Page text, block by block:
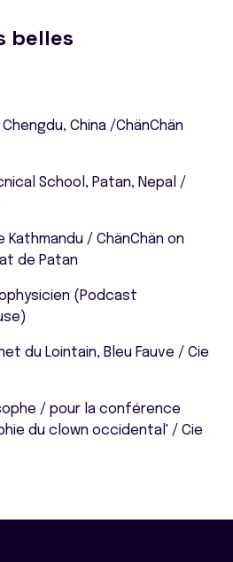
belles
China /ChänChän
School, Patan, Nepal /
/ ChänChän on
de Patan
(Podcast
du Lointain, Bleu Fauve / Cie
/ pour la conférence
du clown occidental' / Cie